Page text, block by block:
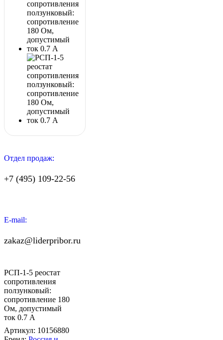
Отдел продаж:
+7 (495) 109-22-56
E-mail:
zakaz@liderpribor.ru
РСП-1-5 реостат
сопротивления
ползунковый:
сопротивление 180
Ом, допустимый
ток 0.7 А
Артикул: 10156880